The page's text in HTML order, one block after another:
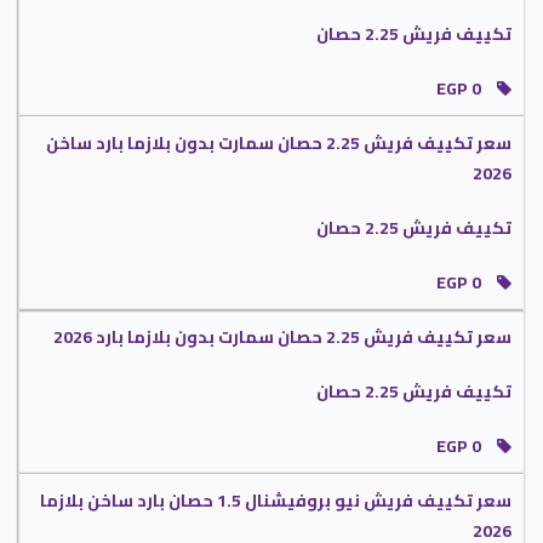
تكييف فريش 1.25 حصان
يمكنكم الان الحصول على تكييف فريش 1.25 حصان للمساحات الصغيرة جدا ويكون
عالية الكفاءة فى التبريد والتدفئة كما أنه يحتوى أيضا على جميع المواصفات ويتميز
يحتوي على أحدث ريموت كنترول يتوافر به شاشة عرض تظهر لنا جميع الامكانيات التي
تتعامل مع العميل باسلوب متحضر كما أنهم يقومون بمساعدة العميل فى حل اى
مشكلة يتعرض لها فى الجهاز .
الاعطال التي تحدث في الجهاز باجدد الاساليب التى تحافظ علية وتجعله يعمل بنفس
كفاءته العالية .
يعمل معنا بسرعة فى اتباع الأشخاص المتواجدين في الغرفة لأن الآن تكييف فريش
يحتوى على خاصية التتبع التى تجعلنا نستمتع بأفضل درجة من الهواء المكيف مهما
تكييف فريش 2.25 حصان
سعر تكييف فريش 2.25 حصان سمارت بدون بلازما بارد ساخن
2026
تكييف فريش 2.25 حصان
سعر تكييف فريش 2.25 حصان سمارت بدون بلازما بارد 2026
تكييف فريش 2.25 حصان
سعر تكييف فريش نيو بروفيشنال 1.5 حصان بارد ساخن بلازما
2026